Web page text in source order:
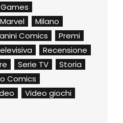
Marvel
Milano
Comics
Premi
Recensione
Serie TV
Storia
Comics
Video giochi